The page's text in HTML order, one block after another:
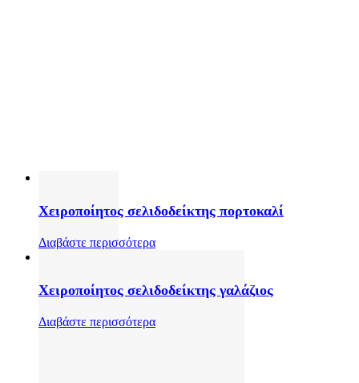
Χειροποίητος σελιδοδείκτης πορτοκαλί
Διαβάστε περισσότερα
Χειροποίητος σελιδοδείκτης γαλάζιος
Διαβάστε περισσότερα